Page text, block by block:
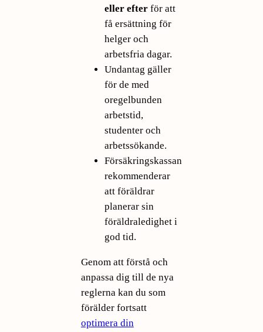
eller efterför att
få ersättning för
helger och
arbetsfria dagar.
Undantag gäller
för de med
oregelbunden
arbetstid,
studenter och
arbetssökande.
Försäkringskassan
rekommenderar
att föräldrar
planerar sin
föräldraledighet i
god tid.
Genom att förstå och
anpassa dig till de nya
reglerna kan du som
förälder fortsatt
optimera din